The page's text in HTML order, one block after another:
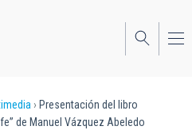
Presentación del libro
de Manuel Vázquez Abeledo